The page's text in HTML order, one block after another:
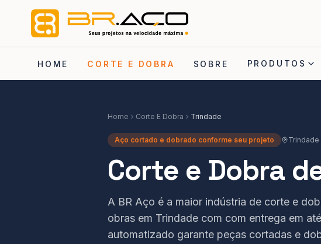
HOME CORTE E DOBRA SOBRE PRODUTOS
Home Corte E Dobra Trindade
Aço cortado e dobrado conforme seu projeto Trindade
Corte e Dobra
A BR Aço é a maior indústria de corte e
obras em Trindade com com entrega em
automatizado garante peças cortadas e